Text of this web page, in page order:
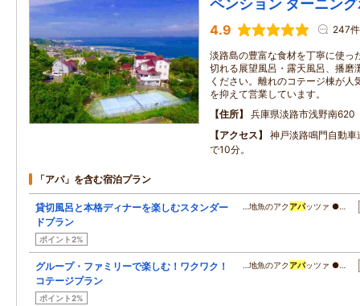
ペンション ターニン
4.9 247件
淡路島の豊富な食材を丁寧に使っ
切れる展望風呂・露天風呂、播磨
ください。離れのコテージ棟が人
を抑えて営業しています。
住所
兵庫県淡路市浅野南620
アクセス
神戸淡路鳴門自動
で10分。
「アパ」を含む宿泊プラン
貸切風呂と本格ディナーを楽しむスタンダー
ドプラン
ポイント2%
…地魚のアクアパッツァ ●…
グループ・ファミリーで楽しむ！ワクワク！
コテージプラン
ポイント2%
…地魚のアクアパッツァ ●…